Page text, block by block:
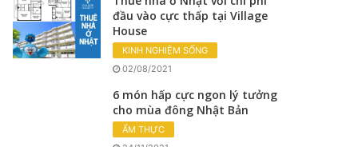
đầu vào cực thấp tại Village
House
KINH NGHIỆM SỐNG
02/08/2021
6 món hấp cực ngon lý tưởng
cho mùa đông Nhật Bản
ẨM THỰC